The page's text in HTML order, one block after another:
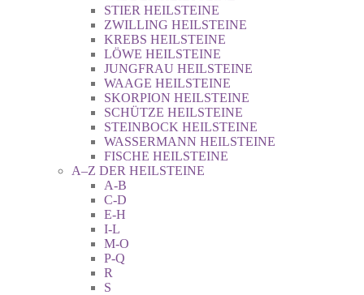
STIER HEILSTEINE
ZWILLING HEILSTEINE
KREBS HEILSTEINE
LÖWE HEILSTEINE
JUNGFRAU HEILSTEINE
WAAGE HEILSTEINE
SKORPION HEILSTEINE
SCHÜTZE HEILSTEINE
STEINBOCK HEILSTEINE
WASSERMANN HEILSTEINE
FISCHE HEILSTEINE
A–Z DER HEILSTEINE
A-B
C-D
E-H
I-L
M-O
P-Q
R
S